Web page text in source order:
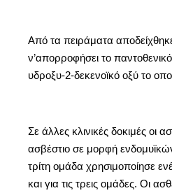
Από τα πειράματα
ν’απορροφήσει το
υδροξυ-2-δεκενοϊκό οξύ το
Σε άλλες κλινικές δοκιμές
ασβέστιο σε μορφή
τρίτη ομάδα χρησιμοποίησε
και για τις τρεις ομάδες. Οι